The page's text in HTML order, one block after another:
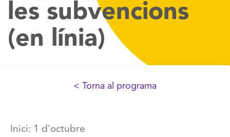
les subvencions
(en línia)
< Torna al programa
Inici: 1 d'octubre